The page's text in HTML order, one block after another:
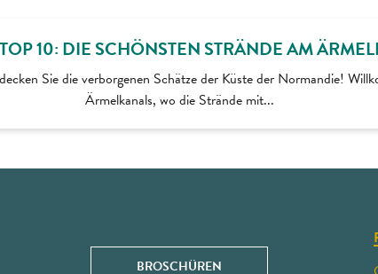
10: DIE SCHÖNSTEN STRÄNDE AM
Sie die verborgenen Schätze der Küste der Normandie!
Ärmelkanals, wo die Strände mit...
BROSCHÜREN